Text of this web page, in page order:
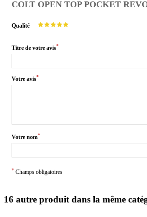
COLT OPEN TOP POCKET
Qualité
Titre de votre avis*
Votre avis*
Votre nom*
* Champs obligatoires
16 autre produit dans la même